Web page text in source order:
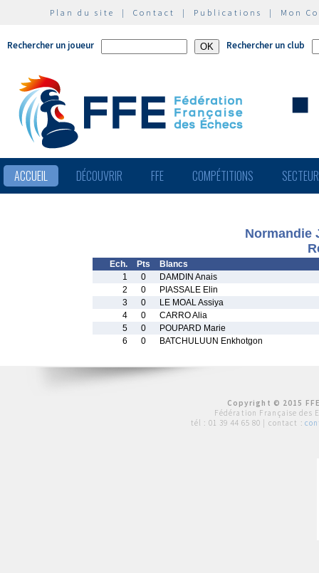
Plan du site | Contact | Publications | Mon
Rechercher un joueur Rechercher un club
ACCUEIL DÉCOUVRIR FFE COMPÉTITIONS
Normandie
Ech. Pts
Blancs
1
0
DAMDIN Anais
2
0
PIASSALE Elin
3
0
LE MOAL Assiya
4
0
CARRO Alia
5
0
POUPARD Marie
6
0 BATCHULUUN Enkhotgon
Copyright © 2015
Fédération Française des
tél : 01 39 44 65 80 | contact :